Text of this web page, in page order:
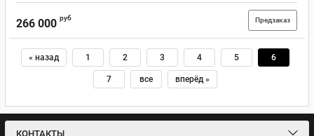
266 000 руб Предзаказ
« назад 1 2 3 4 5 6
7 все вперёд »
КОНТАКТЫ